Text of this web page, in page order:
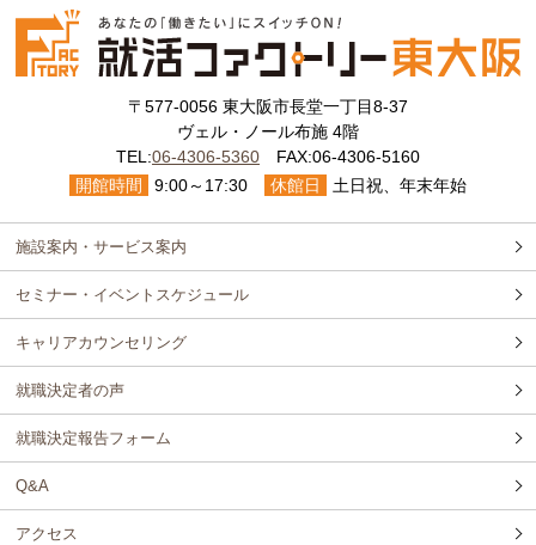
〒577-0056 東大阪市長堂一丁目8-37
ヴェル・ノール布施 4階
TEL:06-4306-5360FAX:06-4306-5160
開館時間
9:00～17:30 休館日 土日祝、年末年始
施設案内・サービス案内
セミナー・イベントスケジュール
キャリアカウンセリング
就職決定者の声
就職決定報告フォーム
Q&A
アクセス